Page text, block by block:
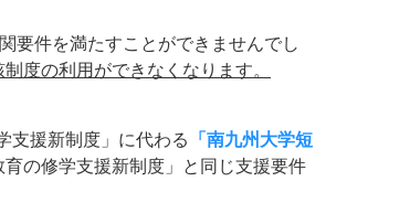
要件を満たすことができませんでし
度の利用ができなくなります。
支援新制度」に代わる 「南九州大学短
の修学支援新制度」と同じ支援要件